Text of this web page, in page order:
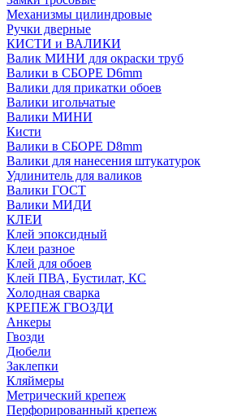
Механизмы цилиндровые
Ручки дверные
КИСТИ и ВАЛИКИ
Валик МИНИ для окраски труб
Валики в СБОРЕ D6mm
Валики для прикатки обоев
Валики игольчатые
Валики МИНИ
Кисти
Валики в СБОРЕ D8mm
Валики для нанесения штукатурок
Удлинитель для валиков
Валики ГОСТ
Валики МИДИ
КЛЕИ
Клей эпоксидный
Клеи разное
Клей для обоев
Клей ПВА, Бустилат, КС
Холодная сварка
КРЕПЕЖ ГВОЗДИ
Анкеры
Гвозди
Дюбели
Заклепки
Кляймеры
Метрический крепеж
Перфорированный крепеж